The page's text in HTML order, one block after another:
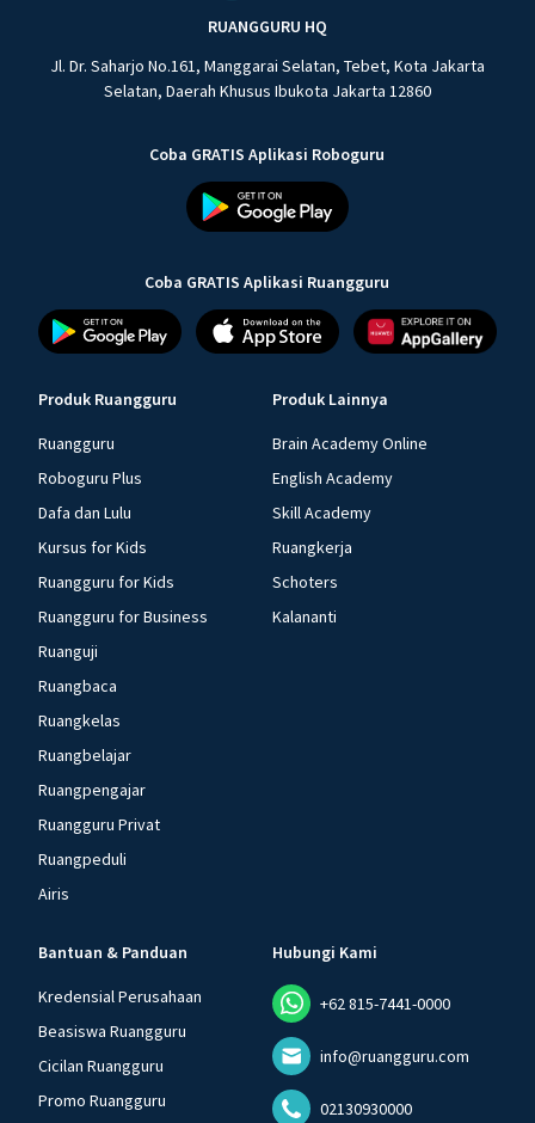
RUANGGURU HQ
Jl. Dr. Saharjo No.161, Manggarai Selatan, Tebet, Kota Jakarta
Selatan, Daerah Khusus Ibukota Jakarta 12860
Coba GRATIS Aplikasi Roboguru
Coba GRATIS Aplikasi Ruangguru
Produk Ruangguru
Ruangguru
Roboguru Plus
Dafa dan Lulu
Kursus for Kids
Ruangguru for Kids
Ruangguru for Business
Ruanguji
Ruangbaca
Ruangkelas
Ruangbelajar
Ruangpengajar
Ruangguru Privat
Ruangpeduli
Airis
Produk Lainnya
Brain Academy Online
English Academy
Skill Academy
Ruangkerja
Schoters
Kalananti
Bantuan & Panduan
Kredensial Perusahaan
Beasiswa Ruangguru
Cicilan Ruangguru
Promo Ruangguru
Hubungi Kami
+62 815-7441-0000
info@ruangguru.com
02130930000